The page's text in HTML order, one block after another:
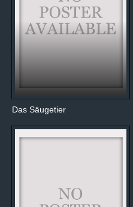
Das Säugetier